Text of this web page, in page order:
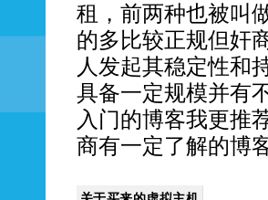
租，前两种也被叫
的多比较正规但奸
人发起其稳定性和
具备一定规模并有
入门的博客我更推
商有一定了解的博